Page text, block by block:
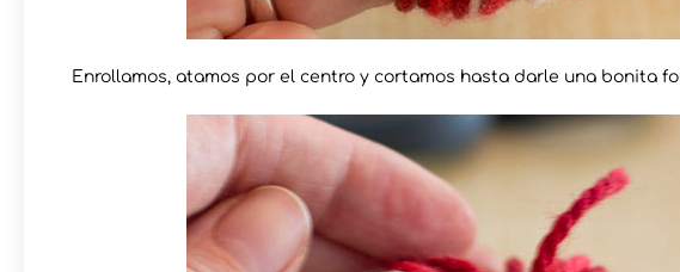
Enrollamos, atamos por el centro y cortamos hasta darle una bonita